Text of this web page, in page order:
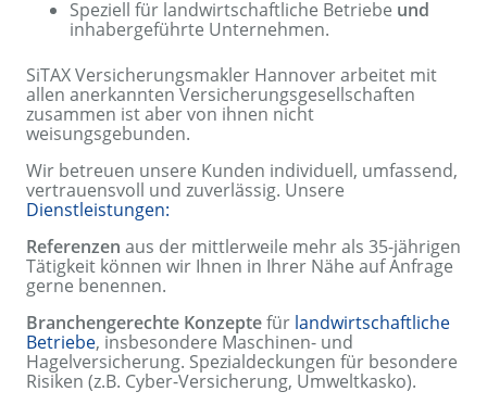
Speziell für landwirtschaftliche Betriebe und
inhabergeführte Unternehmen.
SiTAX Versicherungsmakler Hannover arbeitet mit
allen anerkannten Versicherungsgesellschaften
zusammen ist aber von ihnen nicht
weisungsgebunden.
Wir betreuen unsere Kunden individuell, umfassend,
vertrauensvoll und zuverlässig. Unsere
Dienstleistungen:
Referenzen aus der mittlerweile mehr als 35-jährigen
Tätigkeit können wir Ihnen in Ihrer Nähe auf Anfrage
gerne benennen.
Branchengerechte Konzeptefür landwirtschaftliche
Betriebe, insbesondere Maschinen- und
Hagelversicherung. Spezialdeckungen für besondere
Risiken (z.B. Cyber-Versicherung, Umweltkasko).